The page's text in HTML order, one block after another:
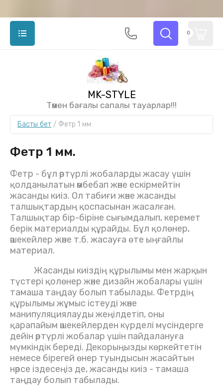
MK-STYLE
Төмен бағалы сапалы тауарлар!!!
0
Басты бет / Фетр 1 мм.
Фетр 1 мм.
Фетр - бұл әртүрлі жобаларды жасау үшін
қолданылатын әмбебап және ескірмейтін
жасанды киіз. Ол табиғи және жасанды
талшықтардың қоспасынан жасалған.
Талшықтар бір-біріне сығымдалып, керемет
берік материалды құрайды. Бұл қолөнер,
әшекейлер және т.б. жасауға өте ыңғайлы
материал.
Жасанды киіздің құрылымы мен жарқын
түстері қолөнер және дизайн жобалары үшін
тамаша таңдау болып табылады. Фетрдің
құрылымы жұмыс істеуді және
манипуляциялауды жеңілдетіп, оны
қарапайым әшекейлерден күрделі мүсіндерге
дейін әртүрлі жобалар үшін пайдалануға
мүмкіндік береді. Декорыңызды көркейтетін
немесе бірегей өнер туындысын жасайтын
нәрсе іздесеңіз де, жасанды киіз - тамаша
таңдау болып табылады.